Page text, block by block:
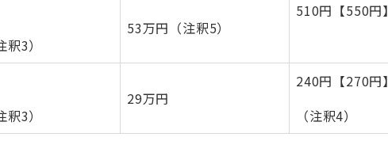
3）
53万円（注釈5）
510円【550円】
3）
29万円
240円【270円】
（注釈4）